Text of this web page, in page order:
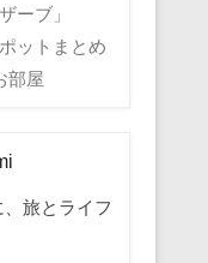
ーブ」
ットまとめ
部屋
、旅とライフ